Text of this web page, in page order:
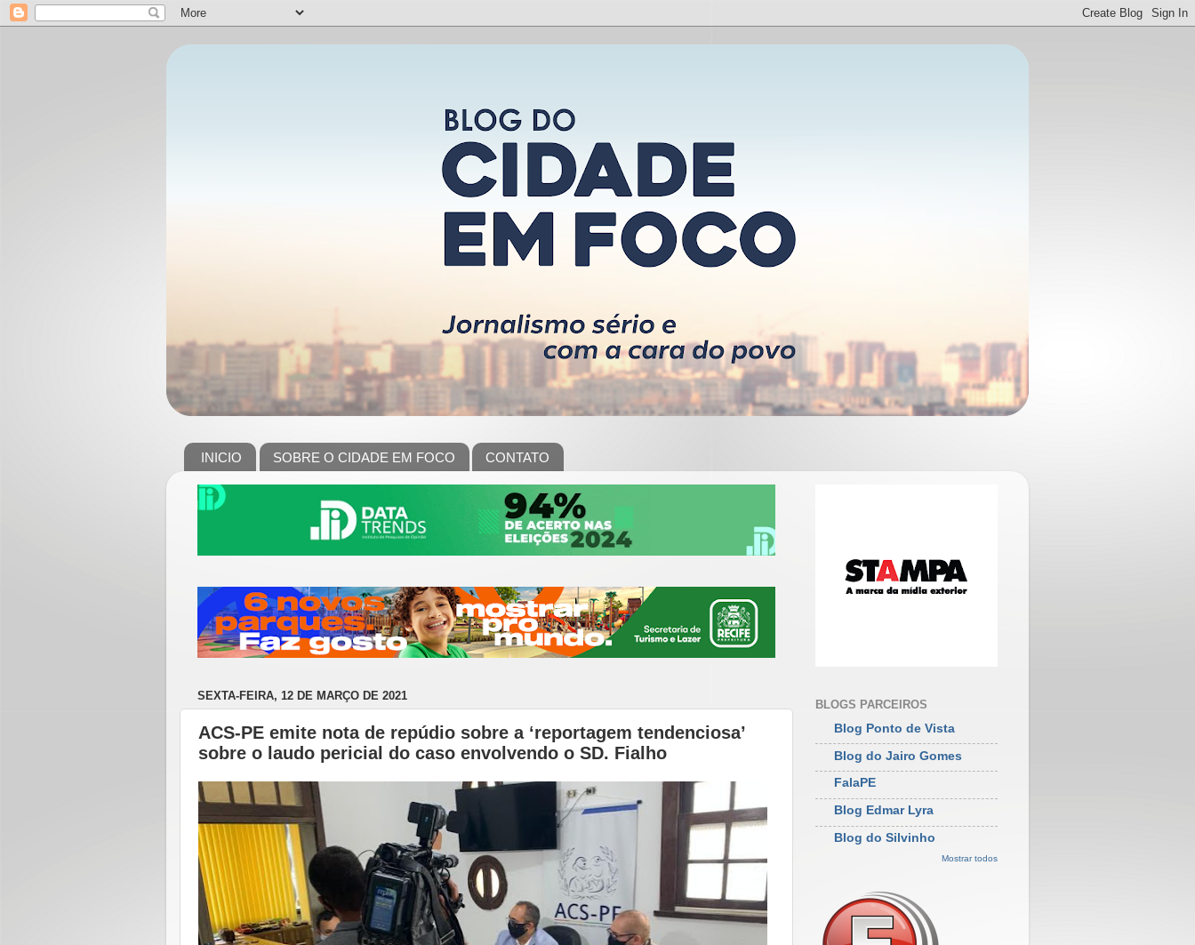
INICIO SOBRE O CIDADE EM FOCO CONTATO
SEXTA-FEIRA, 12 DE MARÇO DE 2021
ACS-PE emite nota de repúdio sobre a ‘reportagem tendenciosa’
sobre o laudo pericial do caso envolvendo o SD. Fialho
BLOGS PARCEIROS
Blog Ponto de Vista
Blog do Jairo Gomes
FalaPE
Blog Edmar Lyra
Blog do Silvinho
Mostrar todos